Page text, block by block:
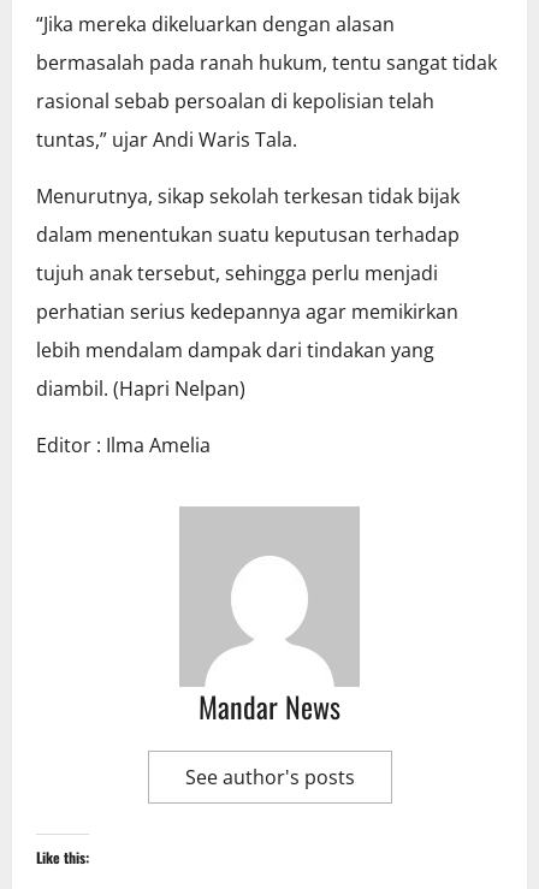
“Jika mereka dikeluarkan dengan alasan
bermasalah pada ranah hukum, tentu sangat tidak
rasional sebab persoalan di kepolisian telah
tuntas,” ujar Andi Waris Tala.
Menurutnya, sikap sekolah terkesan tidak bijak
dalam menentukan suatu keputusan terhadap
tujuh anak tersebut, sehingga perlu menjadi
perhatian serius kedepannya agar memikirkan
lebih mendalam dampak dari tindakan yang
diambil. (Hapri Nelpan)
Editor : Ilma Amelia
Mandar News
See author's posts
Like this: